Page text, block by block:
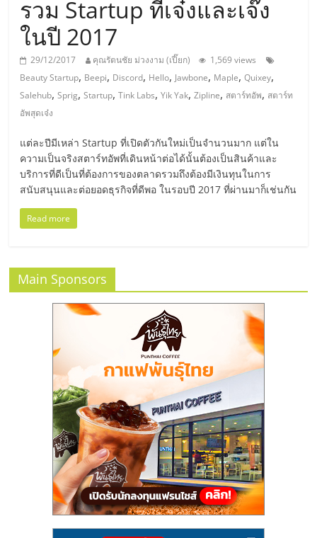
เอ
ส
เอ็
มอี
ไทย,
SMEs,
รน
ปรึกษา
แฟ
ไชส์,
รวม Startup ที่เจ๋งและเจ๊ง
ในปี 2017
29/12/2017 คุณรัตนชัย ม่วงงาม (เปี๊ยก)
1,569 views
Beauty Startup, Beepi, Discord, Hello, Jawbone, Maple,Quixey,
Salehub,Sprig,Startup,Tink Labs,Yik Yak,Zipline, สตาร์ทอัพ, สตาร์ท
อัพสุดเจ๋ง
แต่ละปีมีเหล่า Startup ที่เปิดตัวกันใหม่เป็นจำนวนมาก แต่ใน
ความเป็นจริงสตาร์ทอัพที่เดินหน้าต่อได้นั้นต้องเป็นสินค้าและ
บริการที่ดีเป็นที่ต้องการของตลาดรวมถึงต้องมีเงินทุนในการ
สนับสนุนและต่อยอดธุรกิจที่ดีพอ ในรอบปี 2017 ที่ผ่านมาก็เช่นกัน
Read more
Main Sponsors